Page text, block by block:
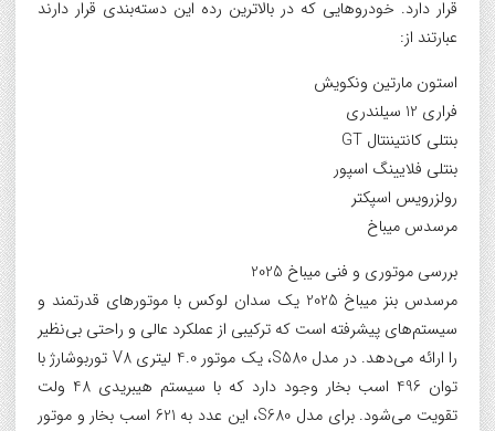
قرار دارد. خودروهایی که در بالاترین رده این دسته‌بندی قرار دارند
عبارتند از:
استون مارتین ونکویش
فراری 12 سیلندری
بنتلی کانتیننتال GT
بنتلی فلایینگ اسپور
رولزرویس اسپکتر
مرسدس میباخ
بررسی موتوری و فنی میباخ 2025
مرسدس بنز میباخ 2025 یک سدان لوکس با موتورهای قدرتمند و
سیستم‌های پیشرفته است که ترکیبی از عملکرد عالی و راحتی بی‌نظیر
را ارائه می‌دهد. در مدل S580، یک موتور 4.0 لیتری V8 توربوشارژ با
توان 496 اسب بخار وجود دارد که با سیستم هیبریدی 48 ولت
تقویت می‌شود. برای مدل S680، این عدد به 621 اسب بخار و موتور